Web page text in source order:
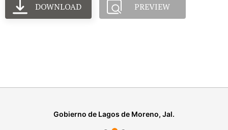
DOWNLOAD PREVIEW
Gobierno de Lagos de Moreno, Jal.